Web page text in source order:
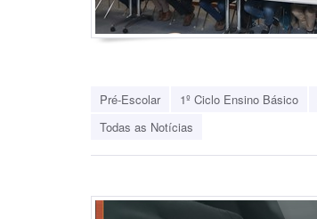
Pré-Escolar
1º Ciclo Ensino Básico
Todas as Notícias